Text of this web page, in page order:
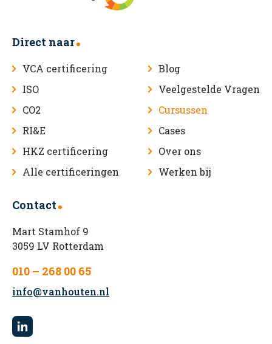
Direct naar
VCA certificering
ISO
CO2
RI&E
HKZ certificering
Alle certificeringen
Blog
Veelgestelde Vragen
Cursussen
Cases
Over ons
Werken bij
Contact
Mart Stamhof 9
3059 LV Rotterdam
010 – 268 00 65
info@vanhouten.nl